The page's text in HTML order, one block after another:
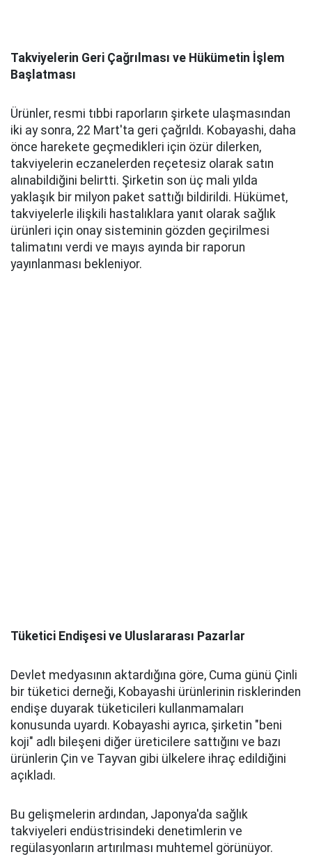
Takviyelerin Geri Çağrılması ve Hükümetin İşlem
Başlatması
Ürünler, resmi tıbbi raporların şirkete ulaşmasından
iki ay sonra, 22 Mart'ta geri çağrıldı. Kobayashi, daha
önce harekete geçmedikleri için özür dilerken,
takviyelerin eczanelerden reçetesiz olarak satın
alınabildiğini belirtti. Şirketin son üç mali yılda
yaklaşık bir milyon paket sattığı bildirildi. Hükümet,
takviyelerle ilişkili hastalıklara yanıt olarak sağlık
ürünleri için onay sisteminin gözden geçirilmesi
talimatını verdi ve mayıs ayında bir raporun
yayınlanması bekleniyor.
Tüketici Endişesi ve Uluslararası Pazarlar
Devlet medyasının aktardığına göre, Cuma günü Çinli
bir tüketici derneği, Kobayashi ürünlerinin risklerinden
endişe duyarak tüketicileri kullanmamaları
konusunda uyardı. Kobayashi ayrıca, şirketin "beni
koji" adlı bileşeni diğer üreticilere sattığını ve bazı
ürünlerin Çin ve Tayvan gibi ülkelere ihraç edildiğini
açıkladı.
Bu gelişmelerin ardından, Japonya'da sağlık
takviyeleri endüstrisindeki denetimlerin ve
regülasyonların artırılması muhtemel görünüyor.